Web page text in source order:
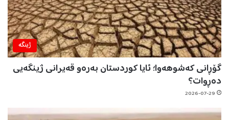
ژینگه‌
گۆڕانی کەشوهەوا؛ ئایا کوردستان بەرەو قەیرانی ژینگەیی
دەڕوات؟
2026-07-29